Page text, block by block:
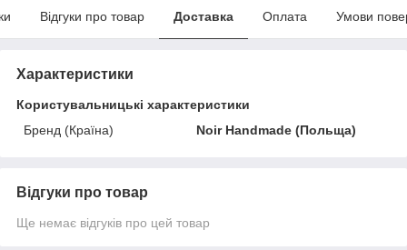
Відгуки про товар Доставка Оплата Умови
Характеристики
Користувальницькі характеристики
Бренд (Країна)
Noir Handmade (Польща)
Відгуки про товар
Ще немає відгуків про цей товар